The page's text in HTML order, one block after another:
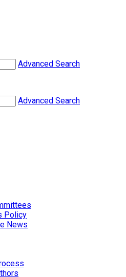
Advanced Search
Advanced Search
Policy
News